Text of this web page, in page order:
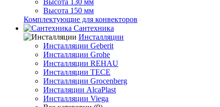
Высота 130 мм
Высота 150 мм
Комплектующие для конвекторов
Сантехника
Инсталляции
Инсталляции Geberit
Инсталляции Grohe
Инсталляции REHAU
Инсталляции TECE
Инсталляции Grocenberg
Инсталяции AlcaPlast
Инсталляции Viega